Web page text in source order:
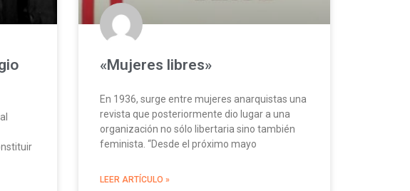
«Mujeres libres»
En 1936, surge entre mujeres anarquistas una
revista que posteriormente dio lugar a una
organización no sólo libertaria sino también
feminista. “Desde el próximo mayo
LEER ARTÍCULO »